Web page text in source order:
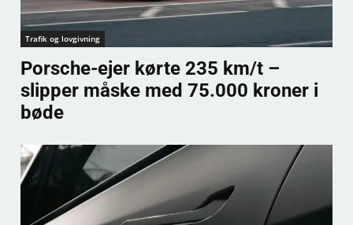
Trafik og lovgivning
Porsche-ejer kørte 235 km/t –
slipper måske med 75.000 kroner i
bøde